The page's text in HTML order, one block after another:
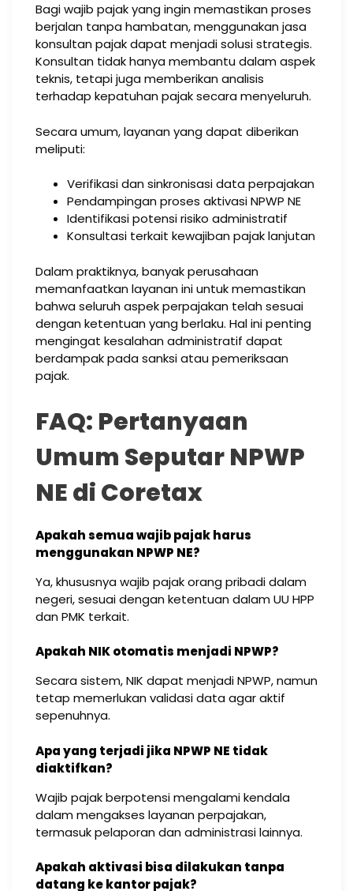
Bagi wajib pajak yang ingin memastikan proses
berjalan tanpa hambatan, menggunakan jasa
konsultan pajak dapat menjadi solusi strategis.
Konsultan tidak hanya membantu dalam aspek
teknis, tetapi juga memberikan analisis
terhadap kepatuhan pajak secara menyeluruh.
Secara umum, layanan yang dapat diberikan
meliputi:
Verifikasi dan sinkronisasi data perpajakan
Pendampingan proses aktivasi NPWP NE
Identifikasi potensi risiko administratif
Konsultasi terkait kewajiban pajak lanjutan
Dalam praktiknya, banyak perusahaan
memanfaatkan layanan ini untuk memastikan
bahwa seluruh aspek perpajakan telah sesuai
dengan ketentuan yang berlaku. Hal ini penting
mengingat kesalahan administratif dapat
berdampak pada sanksi atau pemeriksaan
pajak.
FAQ: Pertanyaan
Umum Seputar NPWP
NE di Coretax
Apakah semua wajib pajak harus
menggunakan NPWP NE?
Ya, khususnya wajib pajak orang pribadi dalam
negeri, sesuai dengan ketentuan dalam UU HPP
dan PMK terkait.
Apakah NIK otomatis menjadi NPWP?
Secara sistem, NIK dapat menjadi NPWP, namun
tetap memerlukan validasi data agar aktif
sepenuhnya.
Apa yang terjadi jika NPWP NE tidak
diaktifkan?
Wajib pajak berpotensi mengalami kendala
dalam mengakses layanan perpajakan,
termasuk pelaporan dan administrasi lainnya.
Apakah aktivasi bisa dilakukan tanpa
datang ke kantor pajak?